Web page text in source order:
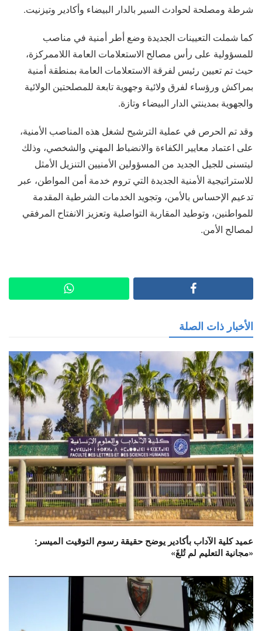
شرطة ومصلحة لحوادث السير بالدار البيضاء وأكادير وتيزنيت.
كما شملت التعيينات الجديدة وضع أطر أمنية في مناصب
للمسؤولية على رأس مصالح الاستعلامات العامة اللاممركزة،
حيث تم تعيين رئيس لفرقة الاستعلامات العامة بمنطقة أمنية
بمراكش ورؤساء لفرق ولائية وجهوية تابعة للمصلحتين الولائية
والجهوية بمدينتي الدار البيضاء وتازة.
وقد تم الحرص في عملية الترشيح لشغل هذه المناصب الأمنية،
على اعتماد معايير الكفاءة والانضباط المهني والشخصي، وذلك
ليتسنى للجيل الجديد من المسؤولين الأمنيين التنزيل الأمثل
للاستراتيجية الأمنية الجديدة التي تروم خدمة أمن المواطن، عبر
تدعيم الإحساس بالأمن، وتجويد الخدمات الشرطية المقدمة
للمواطنين، وتوطيد المقاربة التواصلية وتعزيز الانفتاح المرفقي
لمصالح الأمن.
الأخبار ذات الصلة
عميد كلية الآداب بأكادير يوضح حقيقة رسوم التوقيت الميسر:
«مجانية التعليم لم تُلغَ»